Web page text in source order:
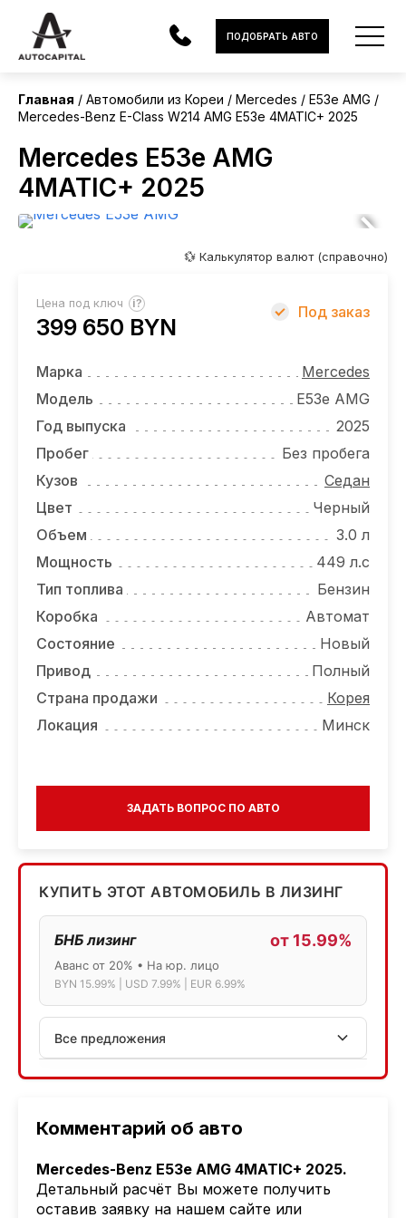
АВТОМОБИЛИ
ЭЛЕКТРОМОБИЛИ
В НАЛИЧИИ
ЛИЗИНГ
НОВОСТИ
ОТЗЫВЫ
ВАКАНСИИ
О КОМПАНИИ
КОНТАКТЫ
ПОДОБРАТЬ АВТО
Главная Автомобили из Кореи Mercedes
E53e AMG
Mercedes-Benz E-Class W214 AMG E53e 4MATIC+ 2025
Mercedes E53e AMG
4MATIC+ 2025
Корея
Без пробега
Комментарий об авто
Mercedes-Benz E53e AMG 4MATIC+ 2025.
Детальный расчёт Вы можете получить
оставив заявку на нашем сайте или
💱 Калькулятор валют (справочно)
Цена под ключ ?
399 650 BYN
Под заказ
Марка
Mercedes
Модель
E53e AMG
Год выпуска
2025
Пробег
Без пробега
Кузов
Седан
Цвет
Черный
Объем
3.0 л
Мощность
449 л.с
Тип топлива
Бензин
Коробка
Автомат
Состояние
Новый
Привод
Полный
Страна продажи
Корея
Локация
Минск
ЗАДАТЬ ВОПРОС ПО АВТО
КУПИТЬ ЭТОТ АВТОМОБИЛЬ В ЛИЗИНГ
БНБ лизинг от 15.99%
Аванс от 20% • На юр. лицо
BYN 15.99% | USD 7.99% | EUR 6.99%
Все предложения
АСБ лизинг
Лизинг: BYN 17% | USD 7.99% | EUR 6.99%
Также доступен кредит "Проще простого" 18.9%